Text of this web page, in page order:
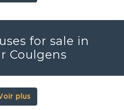
for sale in
Coulgens
plus